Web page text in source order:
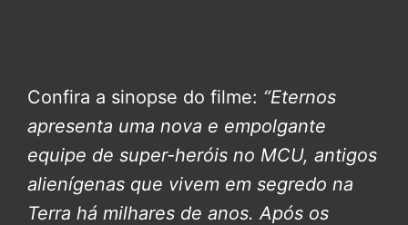
Confira a sinopse do filme: “Eternos
apresenta uma nova e empolgante
equipe de super-heróis no MCU, antigos
alienígenas que vivem em segredo na
Terra há milhares de anos. Após os